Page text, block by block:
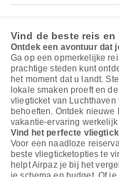
Vind de beste reis
Ontdek een avontuur dat
Ga op een opmerkelijke
prachtige steden kunt
het moment dat u landt.
lokale smaken proeft en
vliegticket van Luchthaven
behoeften. Ontdek
vakantie-ervaring
Vind het perfecte
Voor een naadloze
beste vliegticketopties te
helpt Airpaz je bij het